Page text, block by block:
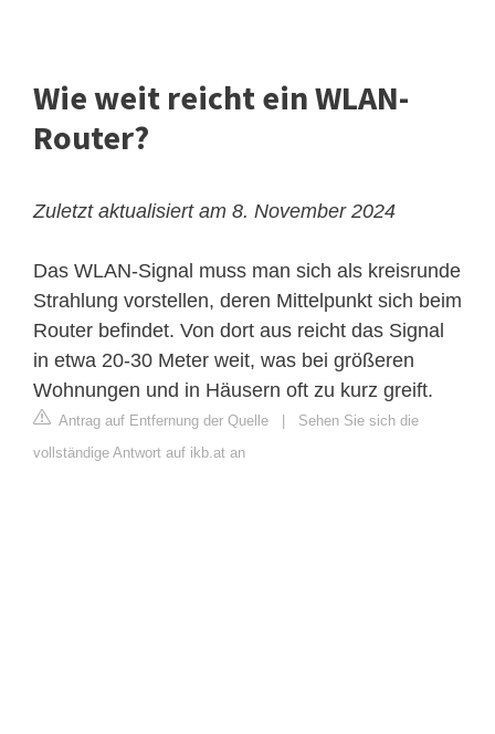
Wie weit reicht ein WLAN-
Router?
Zuletzt aktualisiert am 8. November 2024
Das WLAN-Signal muss man sich als kreisrunde
Strahlung vorstellen, deren Mittelpunkt sich beim
Router befindet. Von dort aus reicht das Signal
in etwa 20-30 Meter weit, was bei größeren
Wohnungen und in Häusern oft zu kurz greift.
Antrag auf Entfernung der Quelle
Sehen Sie sich die
vollständige Antwort auf ikb.at an